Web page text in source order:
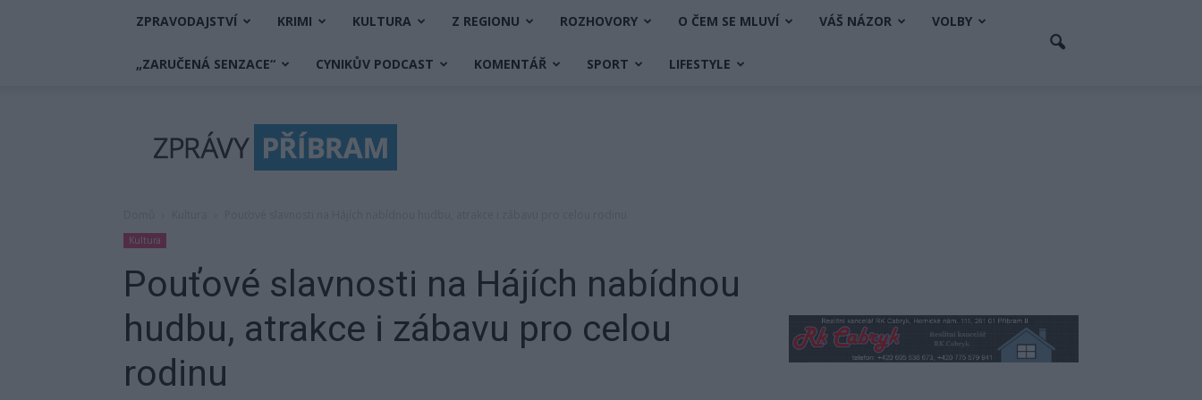
ZPRAVODAJSTVÍ KRIMI KULTURA Z REGIONU ROZHOVORY O ČEM SE MLUVÍ VÁŠ NÁZOR VOLBY
„ZARUČENÁ SENZACE“ CYNIKŮV PODCAST KOMENTÁŘ SPORT LIFESTYLE
Příbram
Kultura
Pouťové slavnosti na Hájích nabídnou
hudbu, atrakce i zábavu pro celou
rodinu